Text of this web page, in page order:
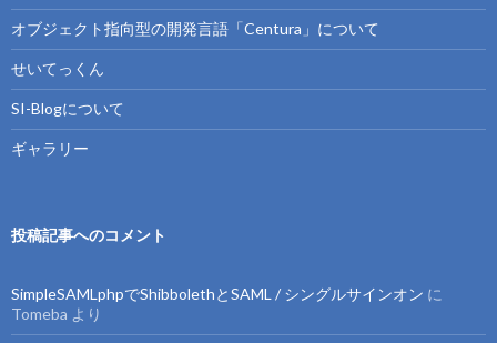
オブジェクト指向型の開発言語「Centura」について
せいてっくん
SI-Blogについて
ギャラリー
投稿記事へのコメント
SimpleSAMLphpでShibbolethとSAML / シングルサインオン に
Tomeba より